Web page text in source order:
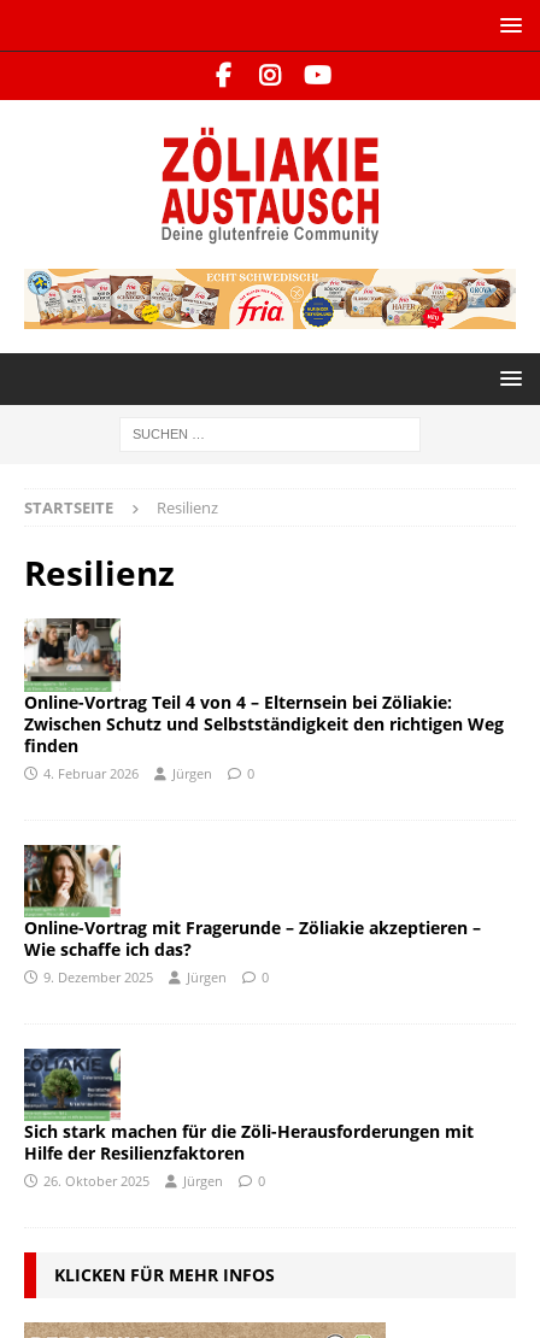
STARTSEITE Resilienz
Resilienz
Online-Vortrag Teil 4 von 4 – Elternsein bei Zöliakie:
Zwischen Schutz und Selbstständigkeit den richtigen Weg
finden
4. Februar 2026 Jürgen 0
Online-Vortrag mit Fragerunde – Zöliakie akzeptieren –
Wie schaffe ich das?
9. Dezember 2025 Jürgen 0
Sich stark machen für die Zöli-Herausforderungen mit
Hilfe der Resilienzfaktoren
26. Oktober 2025 Jürgen 0
KLICKEN FÜR MEHR INFOS